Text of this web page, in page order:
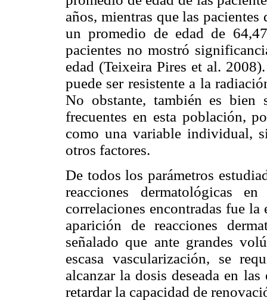
años, mientras que las
un promedio de edad de
pacientes no mostró
edad (Teixeira Pires et al.
puede ser resistente a la
No obstante, también es bien
frecuentes en esta población,
como una variable individual,
otros factores.
De todos los parámetros
reacciones dermatológicas
correlaciones encontradas fue
aparición de reacciones
señalado que ante grandes
escasa vascularización, se
alcanzar la dosis deseada en
retardar la capacidad de